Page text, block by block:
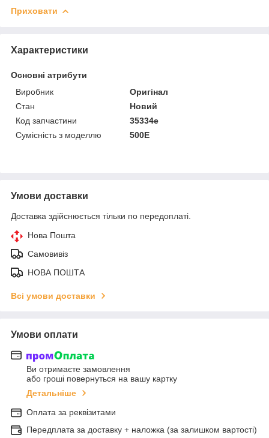
Приховати
Характеристики
Основні атрибути
Виробник
Оригінал
Стан
Новий
Код запчастини
35334e
Сумісність з моделлю
500E
Умови доставки
Доставка здійснюється тільки по передоплаті.
Нова Пошта
Самовивіз
НОВА ПОШТА
Всі умови доставки
Умови оплати
Ви отримаєте замовлення
або гроші повернуться на вашу картку
Детальніше
Оплата за реквізитами
Передплата за доставку + наложка (за залишком вартості)